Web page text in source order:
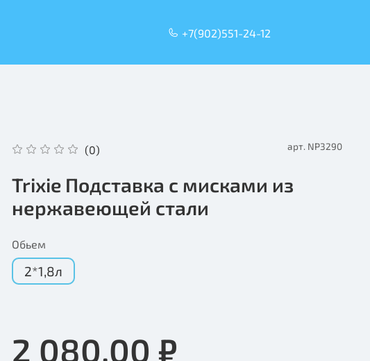
+7(902)551-24-12
(0) арт. NP3290
Trixie Подставка с мисками из
нержавеющей стали
Обьем
2*1,8л
2 080.00 ₽